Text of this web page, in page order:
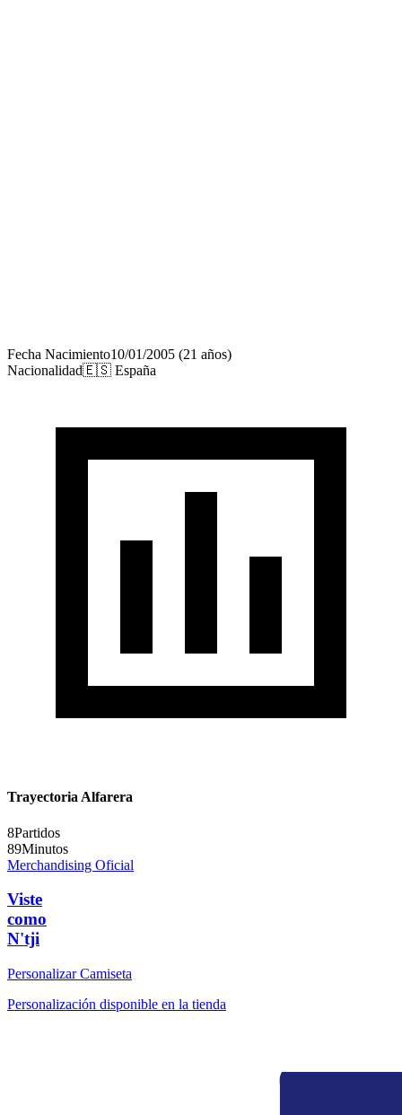
Fecha Nacimiento10/01/2005 (21 años)
Nacionalidad🇪🇸 España
Trayectoria Alfarera
8Partidos
89Minutos
Merchandising Oficial
Viste
como
N'tji
Personalizar Camiseta
Personalización disponible en la tienda